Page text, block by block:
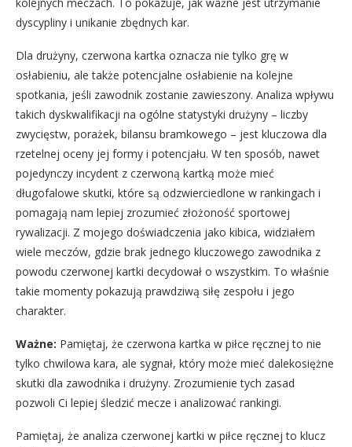
kolejnych meczach. To pokazuje, jak ważne jest utrzymanie
dyscypliny i unikanie zbędnych kar.
Dla drużyny, czerwona kartka oznacza nie tylko grę w
osłabieniu, ale także potencjalne osłabienie na kolejne
spotkania, jeśli zawodnik zostanie zawieszony. Analiza wpływu
takich dyskwalifikacji na ogólne statystyki drużyny – liczby
zwycięstw, porażek, bilansu bramkowego – jest kluczowa dla
rzetelnej oceny jej formy i potencjału. W ten sposób, nawet
pojedynczy incydent z czerwoną kartką może mieć
długofalowe skutki, które są odzwierciedlone w rankingach i
pomagają nam lepiej zrozumieć złożoność sportowej
rywalizacji. Z mojego doświadczenia jako kibica, widziałem
wiele meczów, gdzie brak jednego kluczowego zawodnika z
powodu czerwonej kartki decydował o wszystkim. To właśnie
takie momenty pokazują prawdziwą siłę zespołu i jego
charakter.
Ważne: Pamiętaj, że czerwona kartka w piłce ręcznej to nie
tylko chwilowa kara, ale sygnał, który może mieć dalekosiężne
skutki dla zawodnika i drużyny. Zrozumienie tych zasad
pozwoli Ci lepiej śledzić mecze i analizować rankingi.
Pamiętaj, że analiza czerwonej kartki w piłce ręcznej to klucz